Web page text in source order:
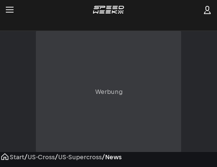
Werbung
Start/US-Cross/US-Supercross/News